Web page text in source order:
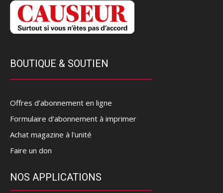
BOUTIQUE & SOUTIEN
Offres d’abonnement en ligne
Formulaire d'abonnement à imprimer
Achat magazine à l'unité
Faire un don
NOS APPLICATIONS